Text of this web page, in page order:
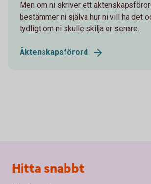
Men om ni skriver ett
bestämmer ni själva hur ni vill ha det
tydligt om ni skulle skilja er senare.
Äktenskapsförord
Sidfot
Hitta snabbt